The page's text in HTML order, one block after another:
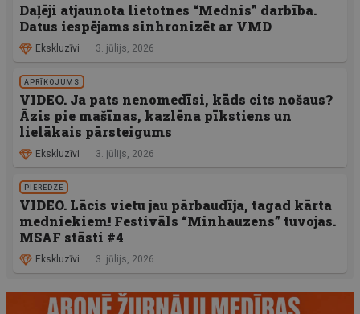
Daļēji atjaunota lietotnes “Mednis” darbība.
Datus iespējams sinhronizēt ar VMD
Ekskluzīvi 3. jūlijs, 2026
APRĪKOJUMS
VIDEO. Ja pats nenomedīsi, kāds cits nošaus?
Āzis pie mašīnas, kazlēna pīkstiens un
lielākais pārsteigums
Ekskluzīvi 3. jūlijs, 2026
PIEREDZE
VIDEO. Lācis vietu jau pārbaudīja, tagad kārta
medniekiem! Festivāls “Minhauzens” tuvojas.
MSAF stāsti #4
Ekskluzīvi 3. jūlijs, 2026